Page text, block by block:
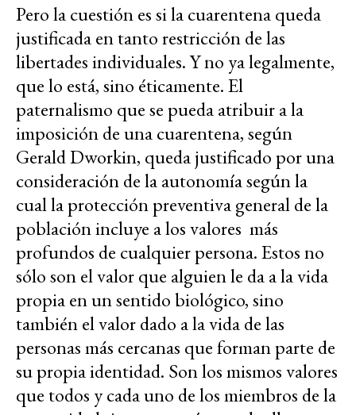
Pero la cuestión es si la cuarentena queda
justificada en tanto restricción de las
libertades individuales. Y no ya legalmente,
que lo está, sino éticamente. El
paternalismo que se pueda atribuir a la
imposición de una cuarentena, según
Gerald Dworkin, queda justificado por una
consideración de la autonomía según la
cual la protección preventiva general de la
población incluye a los valores más
profundos de cualquier persona. Estos no
sólo son el valor que alguien le da a la vida
propia en un sentido biológico, sino
también el valor dado a la vida de las
personas más cercanas que forman parte de
su propia identidad. Son los mismos valores
que todos y cada uno de los miembros de la